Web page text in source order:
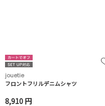
jouetie
フロントフリルデニムシャツ
8,910 円